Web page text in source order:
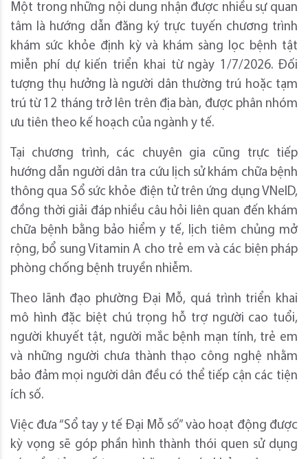
Một trong những nội dung nhận được nhiều sự quan
tâm là hướng dẫn đăng ký trực tuyến chương trình
khám sức khỏe định kỳ và khám sàng lọc bệnh tật
miễn phí dự kiến triển khai từ ngày 1/7/2026. Đối
tượng thụ hưởng là người dân thường trú hoặc tạm
trú từ 12 tháng trở lên trên địa bàn, được phân nhóm
ưu tiên theo kế hoạch của ngành y tế.
Tại chương trình, các chuyên gia cũng trực tiếp
hướng dẫn người dân tra cứu lịch sử khám chữa bệnh
thông qua Sổ sức khỏe điện tử trên ứng dụng VNeID,
đồng thời giải đáp nhiều câu hỏi liên quan đến khám
chữa bệnh bằng bảo hiểm y tế, lịch tiêm chủng mở
rộng, bổ sung Vitamin A cho trẻ em và các biện pháp
phòng chống bệnh truyền nhiễm.
Theo lãnh đạo phường Đại Mỗ, quá trình triển khai
mô hình đặc biệt chú trọng hỗ trợ người cao tuổi,
người khuyết tật, người mắc bệnh mạn tính, trẻ em
và những người chưa thành thạo công nghệ nhằm
bảo đảm mọi người dân đều có thể tiếp cận các tiện
ích số.
Việc đưa “Sổ tay y tế Đại Mỗ số” vào hoạt động được
kỳ vọng sẽ góp phần hình thành thói quen sử dụng